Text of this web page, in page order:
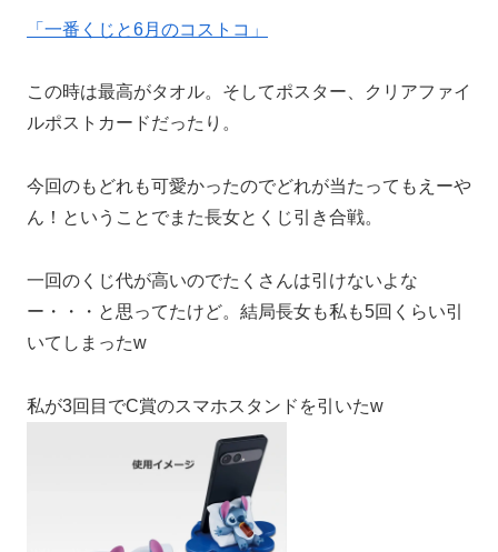
「一番くじと6月のコストコ」
この時は最高がタオル。そしてポスター、クリアファイ
ルポストカードだったり。
今回のもどれも可愛かったのでどれが当たってもえーや
ん！ということでまた長女とくじ引き合戦。
一回のくじ代が高いのでたくさんは引けないよな
ー・・・と思ってたけど。結局長女も私も5回くらい引
いてしまったw
私が3回目でC賞のスマホスタンドを引いたw